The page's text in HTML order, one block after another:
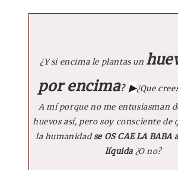
¿Y si encima le plantas un
por encima? ▶¿Que
A mí porque no me entusiasman
huevos así, pero soy consciente de
la humanidadse OS CAE LA BABA
líquida ¿O no?